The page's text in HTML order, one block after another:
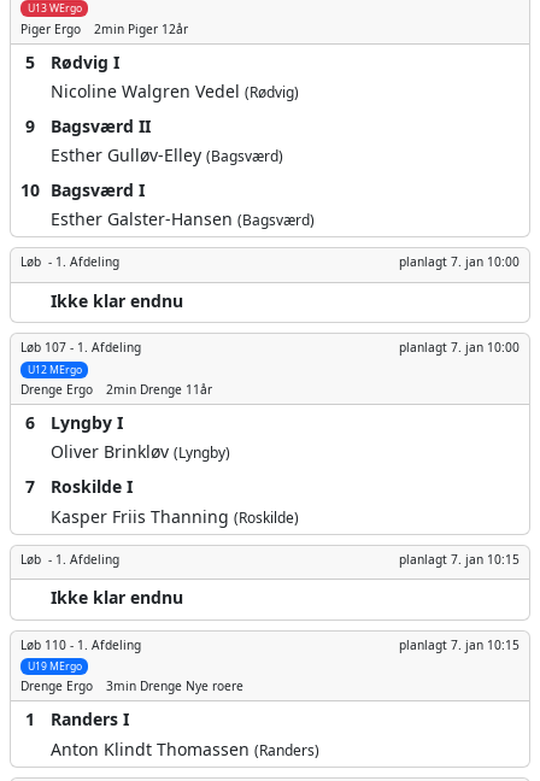
U13 WErgo
Piger Ergo 2min Piger 12år
5
Rødvig I
Nicoline Walgren Vedel (Rødvig)
9
Bagsværd II
Esther Gulløv-Elley (Bagsværd)
10 Bagsværd I
Esther Galster-Hansen (Bagsværd)
Løb - 1. Afdeling planlagt 7. jan 10:00
Ikke klar endnu
Løb 107 - 1. Afdeling planlagt 7. jan 10:00
U12 MErgo
Drenge Ergo 2min Drenge 11år
6
Lyngby I
Oliver Brinkløv (Lyngby)
7
Roskilde I
Kasper Friis Thanning (Roskilde)
Løb - 1. Afdeling planlagt 7. jan 10:15
Ikke klar endnu
Løb 110 - 1. Afdeling planlagt 7. jan 10:15
U19 MErgo
Drenge Ergo 3min Drenge Nye roere
1
Randers I
Anton Klindt Thomassen (Randers)